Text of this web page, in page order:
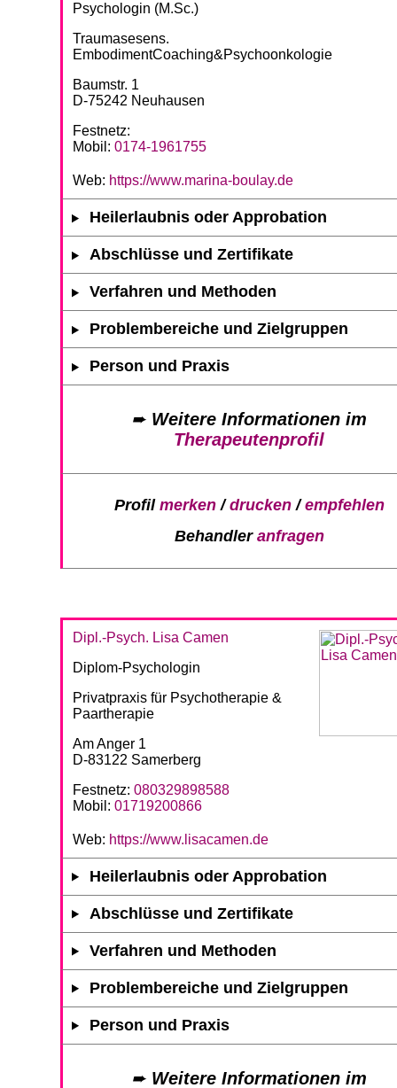
Psychologin (M.Sc.)
Traumasesens.
EmbodimentCoaching&Psychoonkologie
Baumstr. 1
D-75242 Neuhausen
Festnetz:
Mobil: 0174-1961755
Web: https://www.marina-boulay.de
Heilerlaubnis oder Approbation
Abschlüsse und Zertifikate
Verfahren und Methoden
Problembereiche und Zielgruppen
Person und Praxis
➨ Weitere Informationen im
Therapeutenprofil
Profil merken/drucken/empfehlen
Behandler anfragen
Dipl.-Psych. Lisa Camen
Diplom-Psychologin
Privatpraxis für Psychotherapie &
Paartherapie
Am Anger 1
D-83122 Samerberg
Festnetz: 080329898588
Mobil: 01719200866
Web: https://www.lisacamen.de
Heilerlaubnis oder Approbation
Abschlüsse und Zertifikate
Verfahren und Methoden
Problembereiche und Zielgruppen
Person und Praxis
➨ Weitere Informationen im